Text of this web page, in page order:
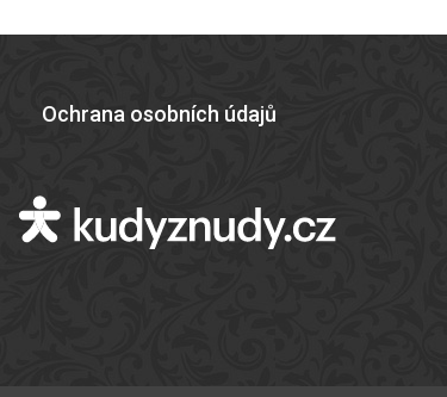
Ochrana osobních údajů